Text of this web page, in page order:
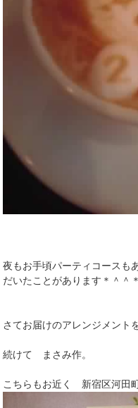
夜もお手頃パーティコース
だいたことがあります＊＾＾＊
さてお届けのアレンジメントを
続けて まさみ作。
こちらもお近く 新宿区河田